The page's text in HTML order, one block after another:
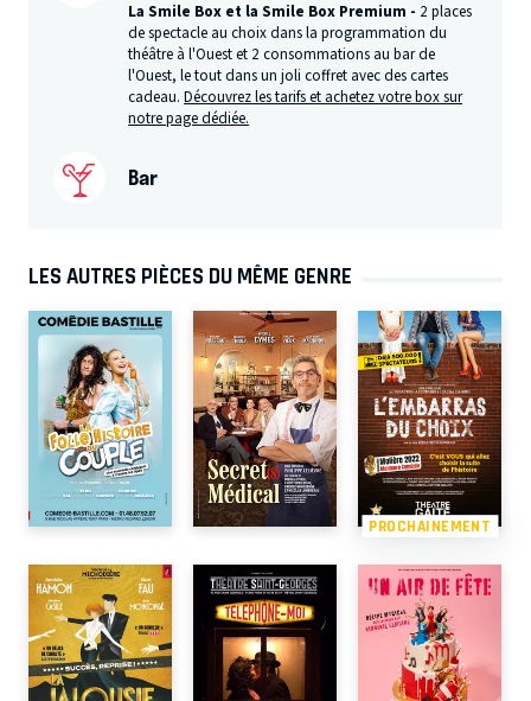
La Smile Box et la Smile Box Premium - 2 places
de spectacle au choix dans la programmation du
théâtre à l'Ouest et 2 consommations au bar de
l'Ouest, le tout dans un joli coffret avec des cartes
cadeau.Découvrez les tarifs et achetez votre box sur
notre page dédiée.
Bar
LES AUTRES PIÈCES DU MÊME GENRE
PROCHAINEMENT